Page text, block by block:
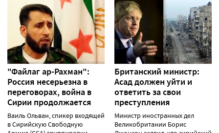
"Файлаг ар-Рахман":
Россия несерьезна в
переговорах, война в
Сирии продолжается
Ваиль Ольван, спикер входящей
в Сирийскую Свободную
Британский министр:
Асад должен уйти и
ответить за свои
преступления
Министр иностранных дел
Великобритании Борис